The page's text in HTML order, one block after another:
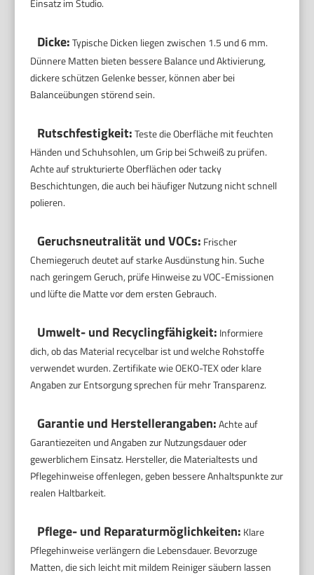
Einsatz im Studio.
Dicke:Typische Dicken liegen zwischen 1.5 und 6 mm.
Dünnere Matten bieten bessere Balance und Aktivierung,
dickere schützen Gelenke besser, können aber bei
Balanceübungen störend sein.
Rutschfestigkeit:Teste die Oberfläche mit feuchten
Händen und Schuhsohlen, um Grip bei Schweiß zu prüfen.
Achte auf strukturierte Oberflächen oder tacky
Beschichtungen, die auch bei häufiger Nutzung nicht schnell
polieren.
Geruchsneutralität und VOCs: Frischer
Chemiegeruch deutet auf starke Ausdünstung hin. Suche
nach geringem Geruch, prüfe Hinweise zu VOC-Emissionen
und lüfte die Matte vor dem ersten Gebrauch.
Umwelt- und Recyclingfähigkeit: Informiere
dich, ob das Material recycelbar ist und welche Rohstoffe
verwendet wurden. Zertifikate wie OEKO-TEX oder klare
Angaben zur Entsorgung sprechen für mehr Transparenz.
Garantie und Herstellerangaben:Achte auf
Garantiezeiten und Angaben zur Nutzungsdauer oder
gewerblichem Einsatz. Hersteller, die Materialtests und
Pflegehinweise offenlegen, geben bessere Anhaltspunkte zur
realen Haltbarkeit.
Pflege- und Reparaturmöglichkeiten: Klare
Pflegehinweise verlängern die Lebensdauer. Bevorzuge
Matten, die sich leicht mit mildem Reiniger säubern lassen